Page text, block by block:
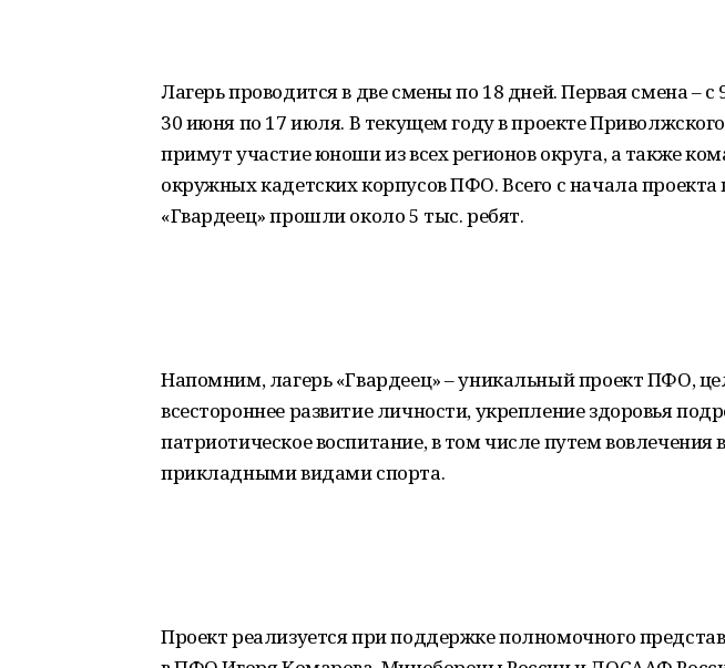
Лагерь проводится в две смены по 18 дней. Первая смена – с
30 июня по 17 июля. В текущем году в проекте
примут участие юноши из всех регионов округа, а также
окружных кадетских корпусов ПФО. Всего с начала
«Гвардеец» прошли около 5 тыс. ребят.
Напомним, лагерь «Гвардеец» – уникальный проект ПФО,
всестороннее развитие личности, укрепление здоровья
патриотическое воспитание, в том числе путем вовлечения
прикладными видами спорта.
Проект реализуется при поддержке полномочного